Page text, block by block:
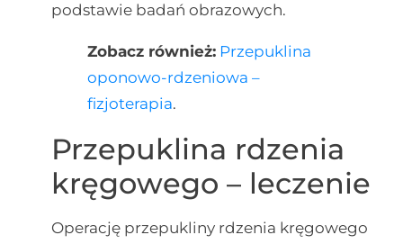
podstawie badań obrazowych.
Zobacz również: Przepuklina
oponowo-rdzeniowa –
fizjoterapia.
Przepuklina rdzenia
kręgowego – leczenie
Operację przepukliny rdzenia kręgowego